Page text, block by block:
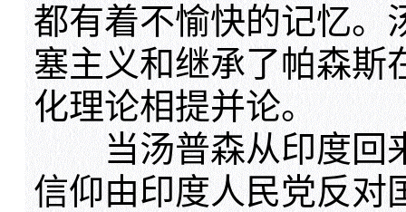
都有着不愉快的记忆。
塞主义和继承了帕森斯
化理论相提并论。
当汤普森从印度回
信仰由印度人民党反对